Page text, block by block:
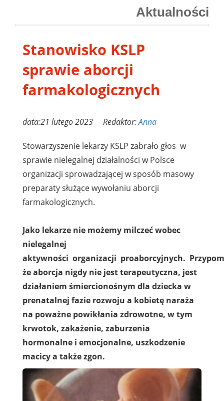
Aktualności
Stanowisko KSLP
sprawie aborcji
farmakologicznych
data:21 lutego 2023 Redaktor:Anna
Stowarzyszenie lekarzy KSLP zabrało głos w
sprawie nielegalnej działalności w Polsce
organizacji sprowadzającej w sposób masowy
preparaty służące wywołaniu aborcji
farmakologicznych.
Jako lekarze nie możemy milczeć wobec
nielegalnej
aktywności organizacji proaborcyjnych.
że aborcja nigdy nie jest terapeutyczna, jest
działaniem śmiercionośnym dla dziecka w
prenatalnej fazie rozwoju a kobietę naraża
na poważne powikłania zdrowotne, w tym
krwotok, zakażenie, zaburzenia
hormonalne i emocjonalne, uszkodzenie
macicy a także zgon.